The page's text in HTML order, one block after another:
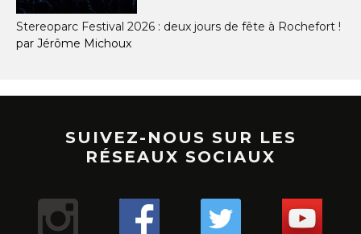
Stereoparc Festival 2026 : deux jours de fête à Rochefort !
par Jérôme Michoux
SUIVEZ-NOUS SUR LES
RÉSEAUX SOCIAUX